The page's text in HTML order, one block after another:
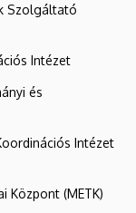
Szolgáltató
Intézet
és
Intézet
Központ (METK)